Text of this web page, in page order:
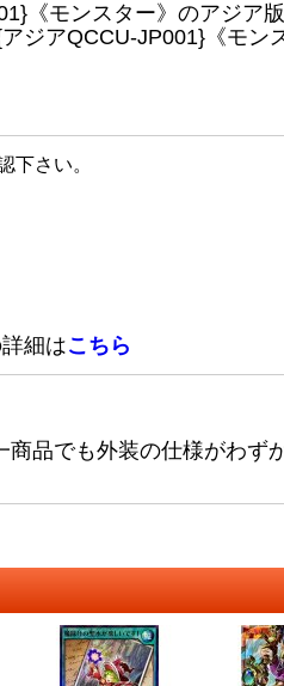
《モンスター》のアジア
アQCCU-JP001}《モンス
下さい。
細はこちら
品でも外装の仕様がわず